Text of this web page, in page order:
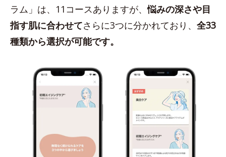
ラム」は、11コースありますが、悩みの深さや目
指す肌に合わせてさらに3つに分かれており、 全33
種類から選択が可能です。